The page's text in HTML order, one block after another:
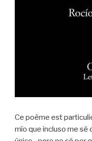
Ce poème est
mío que incluso me sé